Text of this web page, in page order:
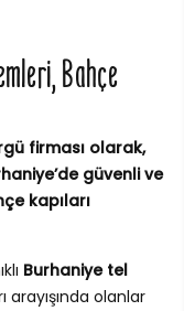
Bahçe
firması olarak,
güvenli ve
kapıları
Burhaniye tel
arayışında olanlar